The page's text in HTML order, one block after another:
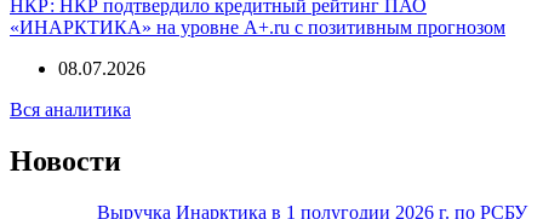
НКР: НКР подтвердило кредитный рейтинг ПАО
«ИНАРКТИКА» на уровне A+.ru с позитивным прогнозом
08.07.2026
Вся аналитика
Новости
Выручка Инарктика в 1 полугодии 2026 г. по РСБУ